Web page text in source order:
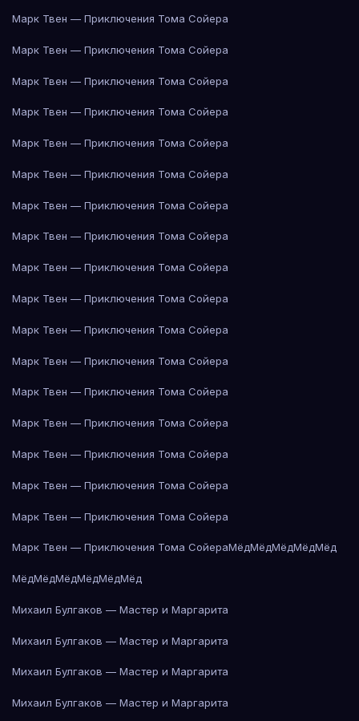
Марк Твен — Приключения Тома Сойера
Марк Твен — Приключения Тома Сойера
Марк Твен — Приключения Тома Сойера
Марк Твен — Приключения Тома Сойера
Марк Твен — Приключения Тома Сойера
Марк Твен — Приключения Тома Сойера
Марк Твен — Приключения Тома Сойера
Марк Твен — Приключения Тома Сойера
Марк Твен — Приключения Тома Сойера
Марк Твен — Приключения Тома Сойера
Марк Твен — Приключения Тома Сойера
Марк Твен — Приключения Тома Сойера
Марк Твен — Приключения Тома Сойера
Марк Твен — Приключения Тома Сойера
Марк Твен — Приключения Тома Сойера
Марк Твен — Приключения Тома Сойера
Марк Твен — Приключения Тома Сойера
Марк Твен — Приключения Тома СойераМёдМёдМёдМёдМёд
МёдМёдМёдМёдМёдМёд
Михаил Булгаков — Мастер и Маргарита
Михаил Булгаков — Мастер и Маргарита
Михаил Булгаков — Мастер и Маргарита
Михаил Булгаков — Мастер и Маргарита